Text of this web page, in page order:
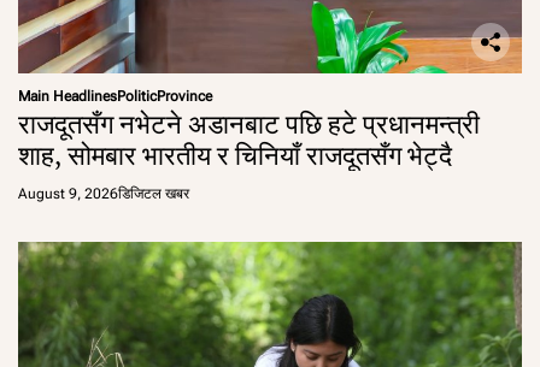
Main HeadlinesPoliticProvince
राजदूतसँग नभेटने अडानबाट पछि हटे प्रधानमन्त्री
शाह, सोमबार भारतीय र चिनियाँ राजदूतसँग भेट्दै
August 9, 2026डिजिटल खबर